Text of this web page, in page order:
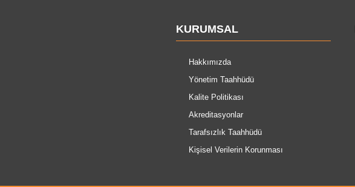
KURUMSAL
Hakkımızda
Yönetim Taahhüdü
Kalite Politikası
Akreditasyonlar
Tarafsızlık Taahhüdü
Kişisel Verilerin Korunması